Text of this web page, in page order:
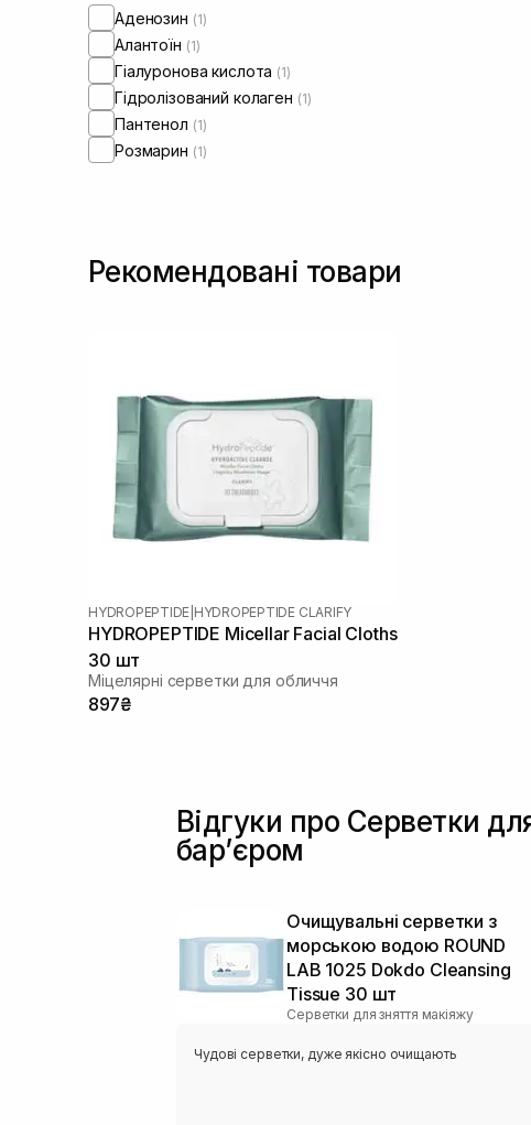
Шкіра обличчя з порушеним
мікробіомом
Аденозин (1)
Алантоїн (1)
Гіалуронова кислота (1)
Гідролізований колаген (1)
Пантенол (1)
Розмарин (1)
Рекомендовані товари
HYDROPEPTIDE HYDROPEPTIDE CLARIFY
HYDROPEPTIDE Micellar Facial Cloths
30 шт
Міцелярні серветки для обличчя
897₴
Відгуки про Серветки
барʼєром
Очищувальні серветки з
морською водою ROUND
LAB 1025 Dokdo Cleansing
Tissue 30 шт
Серветки для зняття макіяжу
Чудові серветки, дуже якісно очищають